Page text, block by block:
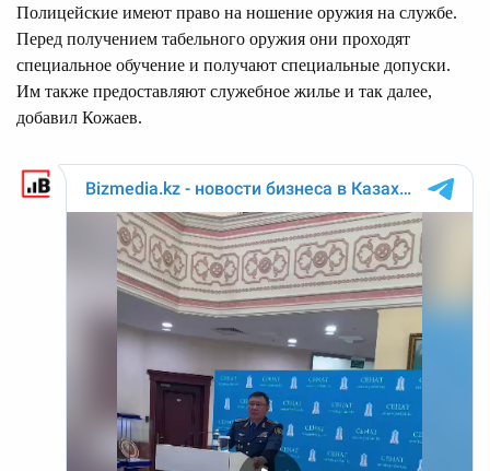
Полицейские имеют право на ношение оружия на службе.
Перед получением табельного оружия они проходят
специальное обучение и получают специальные допуски.
Им также предоставляют служебное жилье и так далее,
добавил Кожаев.